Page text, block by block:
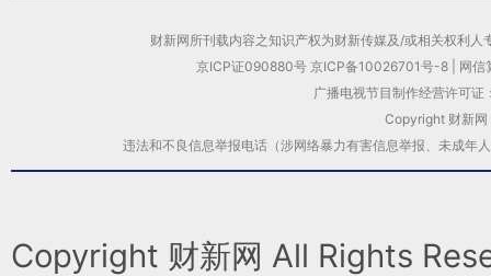
财新网所刊载内容之知识产权为财新传媒及/或相关权利
京ICP证090880号 京ICP备10026701号-8
网信
广播电视节目制作经营许可证
Copyright 财新网
违法和不良信息举报电话（涉网络暴力有害信息举报、未成
Copyright 财新网 All Rights